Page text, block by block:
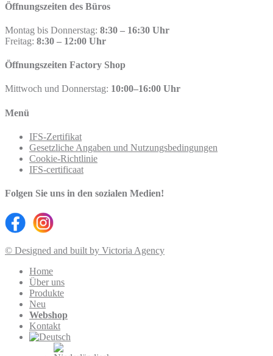
Öffnungszeiten des Büros
Montag bis Donnerstag: 8:30 – 16:30 Uhr
Freitag: 8:30 – 12:00 Uhr
Öffnungszeiten Factory Shop
Mittwoch und Donnerstag: 10:00–16:00 Uhr
Menü
IFS-Zertifikat
Gesetzliche Angaben und Nutzungsbedingungen
Cookie-Richtlinie
IFS-certificaat
Folgen Sie uns in den sozialen Medien!
© Designed and built by Victoria Agency
Home
Über uns
Produkte
Neu
Webshop
Kontakt